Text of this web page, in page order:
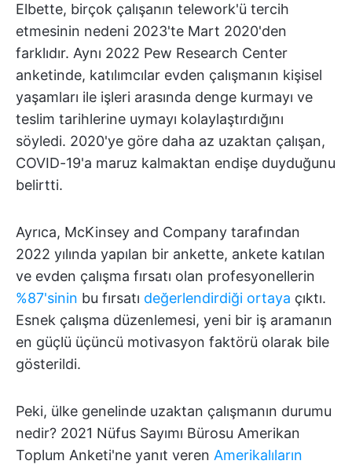
Elbette, birçok çalışanın telework'ü tercih
etmesinin nedeni 2023'te Mart 2020'den
farklıdır. Aynı 2022 Pew Research Center
anketinde, katılımcılar evden çalışmanın kişisel
yaşamları ile işleri arasında denge kurmayı ve
teslim tarihlerine uymayı kolaylaştırdığını
söyledi. 2020'ye göre daha az uzaktan çalışan,
COVID-19'a maruz kalmaktan endişe duyduğunu
belirtti.
Ayrıca, McKinsey and Company tarafından
2022 yılında yapılan bir ankette, ankete katılan
ve evden çalışma fırsatı olan profesyonellerin
%87'sinin bu fırsatı değerlendirdiği ortaya çıktı.
Esnek çalışma düzenlemesi, yeni bir iş aramanın
en güçlü üçüncü motivasyon faktörü olarak bile
gösterildi.
Peki, ülke genelinde uzaktan çalışmanın durumu
nedir? 2021 Nüfus Sayımı Bürosu Amerikan
Toplum Anketi'ne yanıt veren Amerikalıların